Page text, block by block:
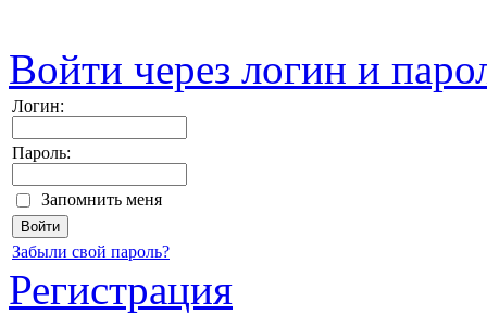
Войти через логин и
Логин:
Пароль:
Запомнить меня
Забыли свой пароль?
Регистрация